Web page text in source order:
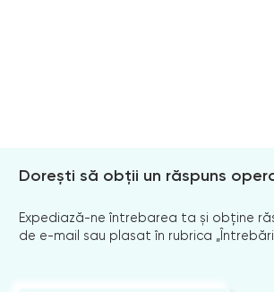
Dorești să obții un răspuns
Expediază-ne întrebarea ta și obține
de e-mail sau plasat în rubrica „Întrebări